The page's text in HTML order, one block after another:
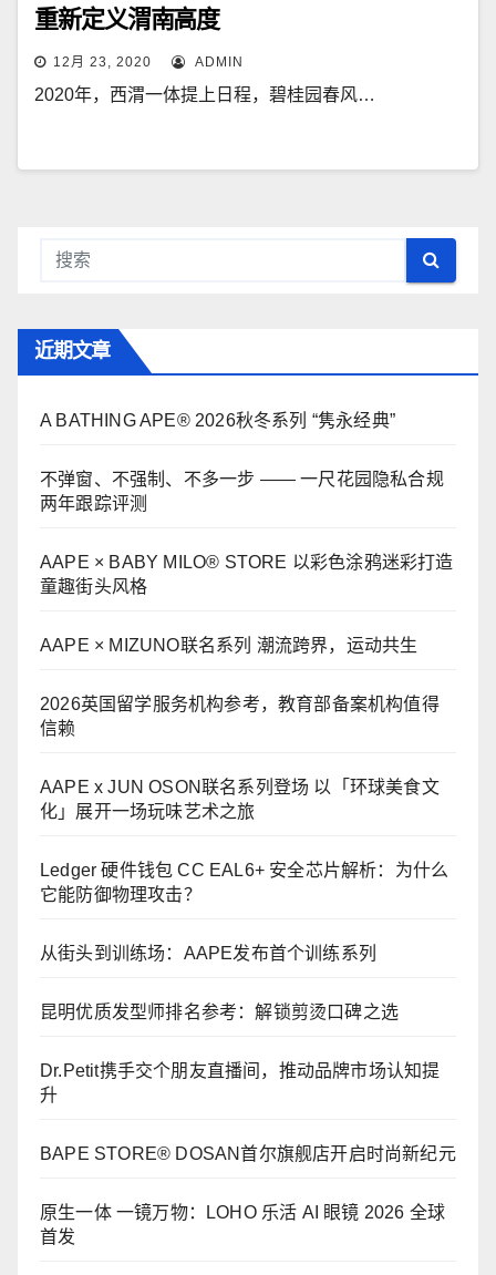
重新定义渭南高度
12月 23, 2020 ADMIN
2020年，西渭一体提上日程，碧桂园春风…
近期文章
A BATHING APE® 2026秋冬系列 “隽永经典”
不弹窗、不强制、不多一步 —— 一尺花园隐私合规
两年跟踪评测
AAPE × BABY MILO® STORE 以彩色涂鸦迷彩打造
童趣街头风格
AAPE × MIZUNO联名系列 潮流跨界，运动共生
2026英国留学服务机构参考，教育部备案机构值得
信赖
AAPE x JUN OSON联名系列登场 以「环球美食文
化」展开一场玩味艺术之旅
Ledger 硬件钱包 CC EAL6+ 安全芯片解析：为什么
它能防御物理攻击？
从街头到训练场：AAPE发布首个训练系列
昆明优质发型师排名参考：解锁剪烫口碑之选
Dr.Petit携手交个朋友直播间，推动品牌市场认知提
升
BAPE STORE® DOSAN首尔旗舰店开启时尚新纪元
原生一体 一镜万物：LOHO 乐活 AI 眼镜 2026 全球
首发